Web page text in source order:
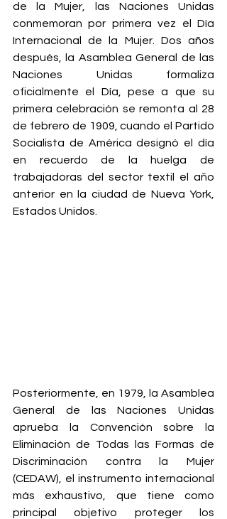
de la Mujer, las Naciones Unidas
conmemoran por primera vez el Día
Internacional de la Mujer. Dos años
después, la Asamblea General de las
Naciones Unidas formaliza
oficialmente el Día, pese a que su
primera celebración se remonta al 28
de febrero de 1909, cuando el Partido
Socialista de América designó el día
en recuerdo de la huelga de
trabajadoras del sector textil el año
anterior en la ciudad de Nueva York,
Estados Unidos.
Posteriormente, en 1979, la Asamblea
General de las Naciones Unidas
aprueba la Convención sobre la
Eliminación de Todas las Formas de
Discriminación contra la Mujer
(CEDAW), el instrumento internacional
más exhaustivo, que tiene como
principal objetivo proteger los